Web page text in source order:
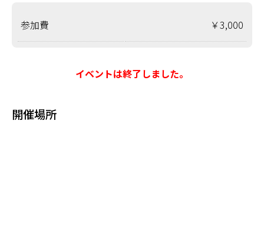
参加費 ￥3,000
イベントは終了しました。
開催場所